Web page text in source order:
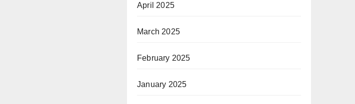
April 2025
March 2025
February 2025
January 2025